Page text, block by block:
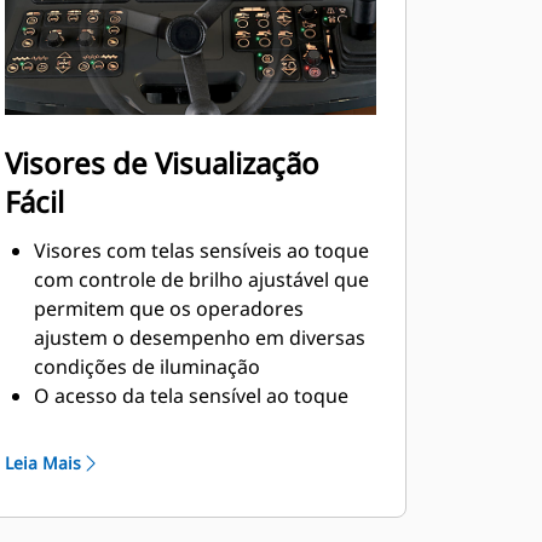
irregularidades da superfície e a
controlar a espessura da manta para
aumentar a produção, diminuir o
custo de operação e aumentar a
lucratividade.
Visores de Visualização
Fácil
Visores com telas sensíveis ao toque
com controle de brilho ajustável que
permitem que os operadores
ajustem o desempenho em diversas
condições de iluminação
O acesso da tela sensível ao toque
alimentação auxiliar, ao mesmo
temperaturas de aquecimento da
Leia Mais